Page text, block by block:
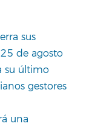
sus
de agosto
su último
gestores
una